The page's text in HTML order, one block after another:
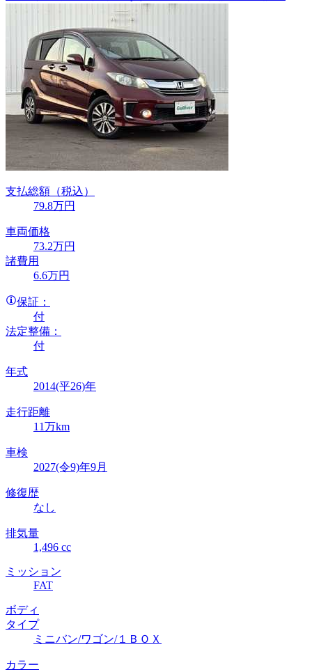
支払総額 （税込）
79.8万円
車両価格
73.2万円
諸費用
6.6万円
保証：
付
法定整備：
付
年式
2014(平26)年
走行距離
11万km
車検
2027(令9)年9月
修復歴
なし
排気量
1,496 cc
ミッション
FAT
ボディ
タイプ
ミニバン/ワゴン/１ＢＯＸ
カラー